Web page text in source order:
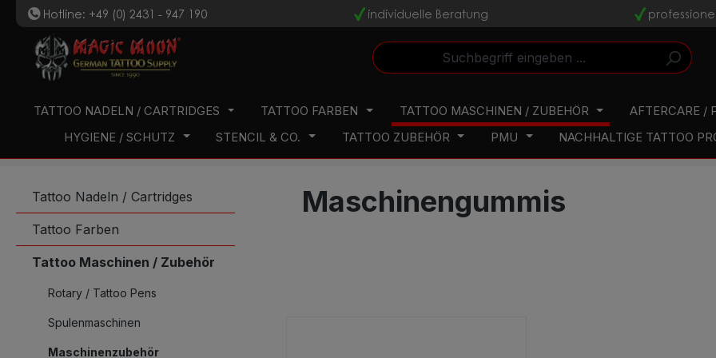
Hauptinhalt springen
Zur Suche springen
Zur Hauptnavigation springen
tHotline: +49 (0) 2431 - 947 190 vindividuelle Beratung v
TATTOO NADELN / CARTRIDGES TATTOO FARBEN TATTOO MASCHINEN / ZUBEHÖR AFTERCARE /
HYGIENE / SCHUTZ
STENCIL & CO. TATTOO ZUBEHÖR PMU NACHHALTIGE TATTOO
Tattoo Nadeln / Cartridges
Tattoo Farben
Tattoo Maschinen / Zubehör
Rotary / Tattoo Pens
Spulenmaschinen
Maschinenzubehör
Maschinengummis